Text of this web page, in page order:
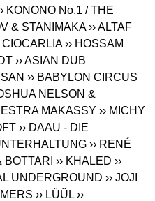
KONONO No.1 / THE
& STANIMAKA ›› ALTAF
CIOCARLIA ›› HOSSAM
›› ASIAN DUB
›› BABYLON CIRCUS
NELSON &
MAKASSY ›› MICHY
›› DAAU - DIE
›› RENÉ
BOTTARI ›› KHALED ››
UNDERGROUND ›› JOJI
›› LÜÜL ››